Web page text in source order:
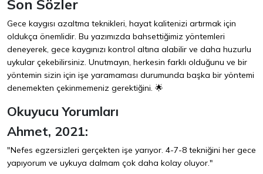
Son Sözler
Gece kaygısı azaltma teknikleri, hayat kalitenizi artırmak için
oldukça önemlidir. Bu yazımızda bahsettiğimiz yöntemleri
deneyerek, gece kaygınızı kontrol altına alabilir ve daha huzurlu
uykular çekebilirsiniz. Unutmayın, herkesin farklı olduğunu ve bir
yöntemin sizin için işe yaramaması durumunda başka bir yöntemi
denemekten çekinmemeniz gerektiğini. 🌟
Okuyucu Yorumları
Ahmet, 2021:
"Nefes egzersizleri gerçekten işe yarıyor. 4-7-8 tekniğini her gece
yapıyorum ve uykuya dalmam çok daha kolay oluyor."